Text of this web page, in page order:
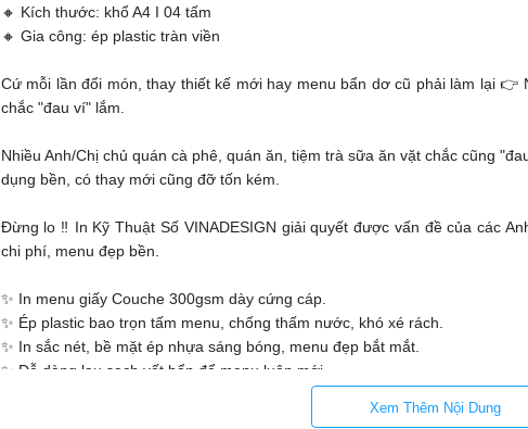
🔸 Kích thước: khổ A4 I 04 tấm
🔸 Gia công: ép plastic tràn viền
Cứ mỗi lần đổi món, thay thiết kế mới hay menu bẩn dơ cũ phải làm lại
chắc "đau ví" lắm.
Nhiều Anh/Chị chủ quán cà phê, quán ăn, tiệm trà sữa ăn vặt chắc cũng
dụng bền, có thay mới cũng đỡ tốn kém.
Đừng lo ‼️ In Kỹ Thuật Số VINADESIGN giải quyết được vấn đề của các
chi phí, menu đẹp bền.
✨ In menu giấy Couche 300gsm dày cứng cáp.
✨ Ép plastic bao trọn tấm menu, chống thấm nước, khó xé rách.
✨ In sắc nét, bề mặt ép nhựa sáng bóng, menu đẹp bắt mắt.
✨ Dễ dàng lau sạch vết bẩn để menu luôn mới.
✨ Giá in rẻ tiết kiệm, menu dùng bền, làm menu mới cũng không lo quá tốn
Xem Thêm Nội Dung